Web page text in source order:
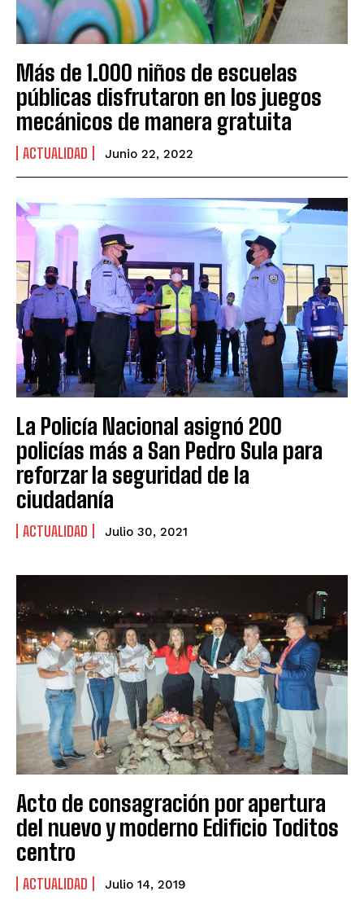
Más de 1.000 niños de escuelas
públicas disfrutaron en los juegos
mecánicos de manera gratuita
ACTUALIDAD Junio 22, 2022
La Policía Nacional asignó 200
policías más a San Pedro Sula para
reforzar la seguridad de la
ciudadanía
ACTUALIDAD Julio 30, 2021
Acto de consagración por apertura
del nuevo y moderno Edificio Toditos
centro
ACTUALIDAD Julio 14, 2019